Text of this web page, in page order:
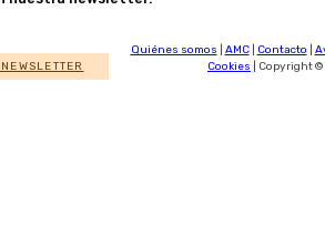
Quiénes somos AMC| Contacto
Cookies | Copyright